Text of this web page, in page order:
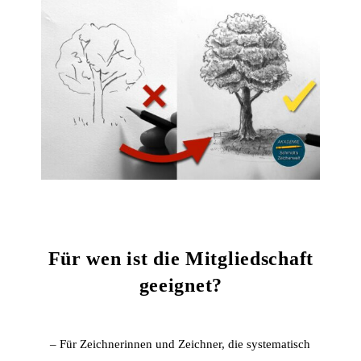
Für wen ist die Mitgliedschaft
geeignet?
– Für Zeichnerinnen und Zeichner, die systematisch